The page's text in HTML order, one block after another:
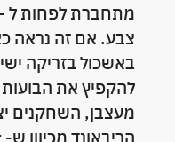
צבע. אם זה נראה
באשכול בזריקה
להקפיץ את
מעצבן, השחקנים